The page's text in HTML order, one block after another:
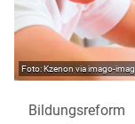
Kzenon via imago-
Bildungsreform